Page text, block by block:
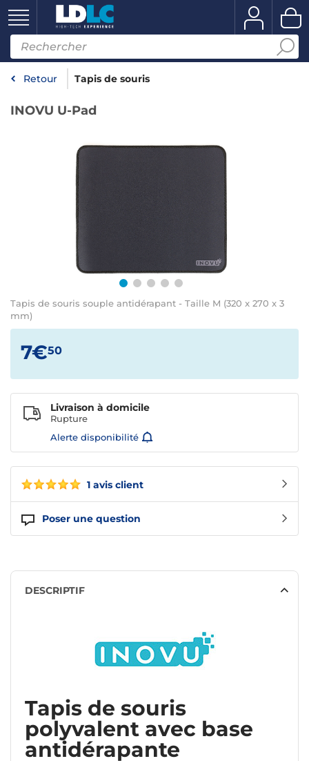
Retour Tapis de souris
INOVU U-Pad
Tapis de souris souple antidérapant - Taille M (320 x 270 x 3
mm)
1 avis client
Poser une question
7€50
Livraison à domicile
Rupture
Alerte disponibilité
DESCRIPTIF
Tapis de souris
polyvalent avec base
antidérapante